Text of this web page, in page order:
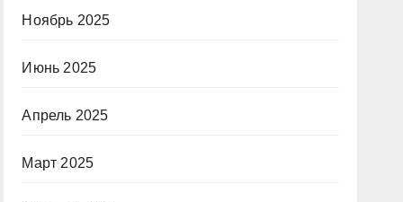
Ноябрь 2025
Июнь 2025
Апрель 2025
Март 2025